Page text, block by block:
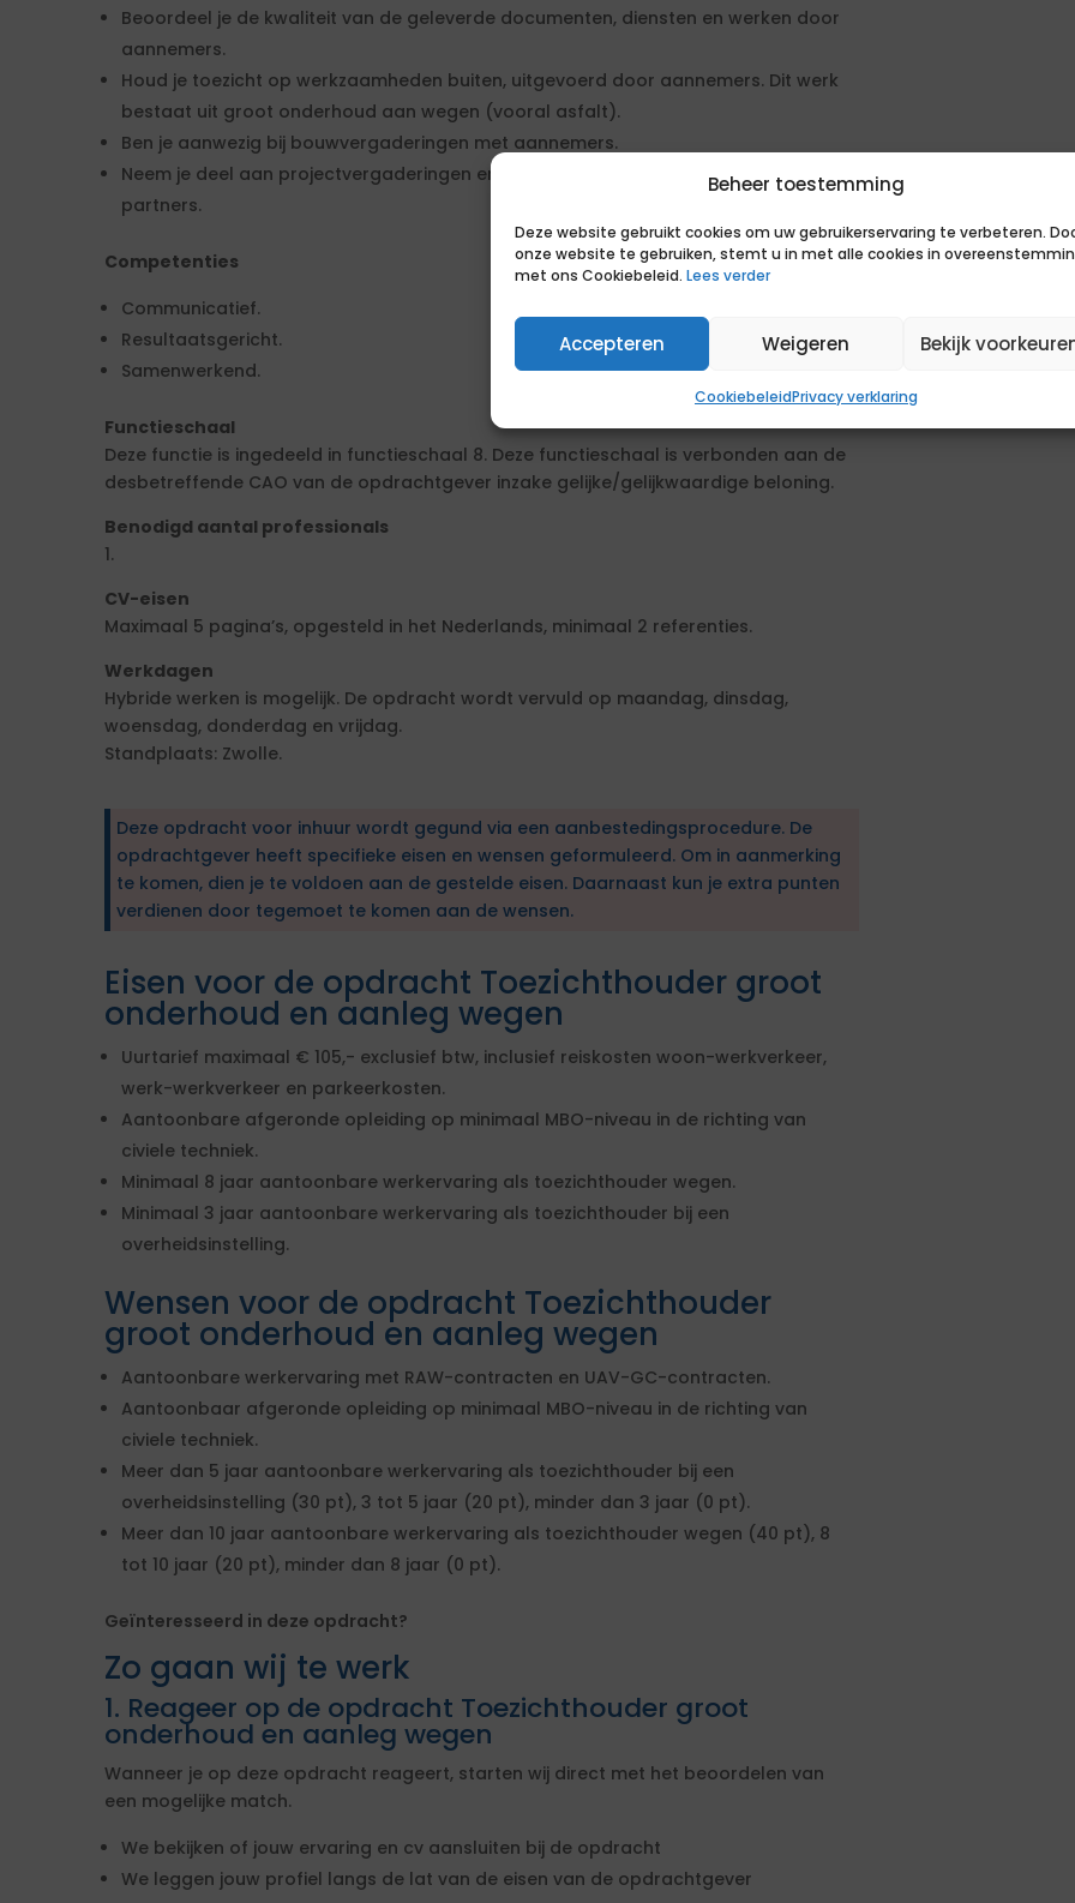
Beheer toestemming
Deze website gebruikt cookies om uw gebruikerservaring te verbeteren.
onze website te gebruiken, stemt u in met alle cookies in
met ons Cookiebeleid. Lees verder
Accepteren Weigeren Bekijk
CookiebeleidPrivacy verklaring
Beoordeel je de kwaliteit van de geleverde documenten, diensten en werken door
aannemers.
Houd je toezicht op werkzaamheden buiten, uitgevoerd door aannemers. Dit werk
bestaat uit groot onderhoud aan wegen (vooral asfalt).
Ben je aanwezig bij bouwvergaderingen met aannemers.
Neem je deel aan projectvergaderingen en overlegvormen met interne en externe
partners.
Competenties
Communicatief.
Resultaatsgericht.
Samenwerkend.
Functieschaal
Deze functie is ingedeeld in functieschaal 8. Deze functieschaal is verbonden aan de
desbetreffende CAO van de opdrachtgever inzake gelijke/gelijkwaardige beloning.
Benodigd aantal professionals
1.
CV-eisen
Maximaal 5 pagina’s, opgesteld in het Nederlands, minimaal 2 referenties.
Werkdagen
Hybride werken is mogelijk. De opdracht wordt vervuld op maandag, dinsdag,
woensdag, donderdag en vrijdag.
Standplaats: Zwolle.
Deze opdracht voor inhuur wordt gegund via een aanbestedingsprocedure. De
opdrachtgever heeft specifieke eisen en wensen geformuleerd. Om in aanmerking
te komen, dien je te voldoen aan de gestelde eisen. Daarnaast kun je extra punten
verdienen door tegemoet te komen aan de wensen.
Eisen voor de opdracht Toezichthouder groot
onderhoud en aanleg wegen
Uurtarief maximaal € 105,- exclusief btw, inclusief reiskosten woon-werkverkeer,
werk-werkverkeer en parkeerkosten.
Aantoonbare afgeronde opleiding op minimaal MBO-niveau in de richting van
civiele techniek.
Minimaal 8 jaar aantoonbare werkervaring als toezichthouder wegen.
Minimaal 3 jaar aantoonbare werkervaring als toezichthouder bij een
overheidsinstelling.
Wensen voor de opdracht Toezichthouder
groot onderhoud en aanleg wegen
Aantoonbare werkervaring met RAW-contracten en UAV-GC-contracten.
Aantoonbaar afgeronde opleiding op minimaal MBO-niveau in de richting van
civiele techniek.
Meer dan 5 jaar aantoonbare werkervaring als toezichthouder bij een
overheidsinstelling (30 pt), 3 tot 5 jaar (20 pt), minder dan 3 jaar (0 pt).
Meer dan 10 jaar aantoonbare werkervaring als toezichthouder wegen (40 pt), 8
tot 10 jaar (20 pt), minder dan 8 jaar (0 pt).
Geïnteresseerd in deze opdracht?
Zo gaan wij te werk
1. Reageer op de opdracht Toezichthouder groot
onderhoud en aanleg wegen
Wanneer je op deze opdracht reageert, starten wij direct met het beoordelen van
een mogelijke match.
We bekijken of jouw ervaring en cv aansluiten bij de opdracht
We leggen jouw profiel langs de lat van de eisen van de opdrachtgever